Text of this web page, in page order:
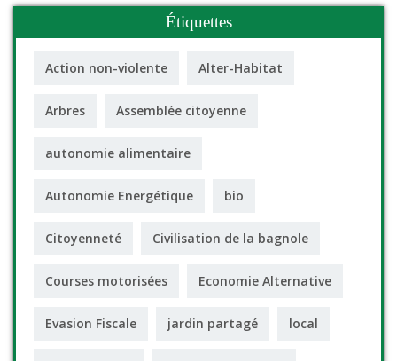
Étiquettes
Action non-violente Alter-Habitat
Arbres Assemblée citoyenne
autonomie alimentaire
Autonomie Energétique bio
Citoyenneté Civilisation de la bagnole
Courses motorisées Economie Alternative
Evasion Fiscale jardin partagé local